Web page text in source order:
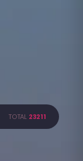
TOTAL 23211